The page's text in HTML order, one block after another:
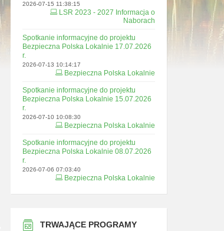
2026-07-15 11:38:15
LSR 2023 - 2027 Informacja o
Naborach
Spotkanie informacyjne do projektu
Bezpieczna Polska Lokalnie 17.07.2026
r.
2026-07-13 10:14:17
Bezpieczna Polska Lokalnie
Spotkanie informacyjne do projektu
Bezpieczna Polska Lokalnie 15.07.2026
r.
2026-07-10 10:08:30
Bezpieczna Polska Lokalnie
Spotkanie informacyjne do projektu
Bezpieczna Polska Lokalnie 08.07.2026
r.
2026-07-06 07:03:40
Bezpieczna Polska Lokalnie
TRWAJĄCE PROGRAMY